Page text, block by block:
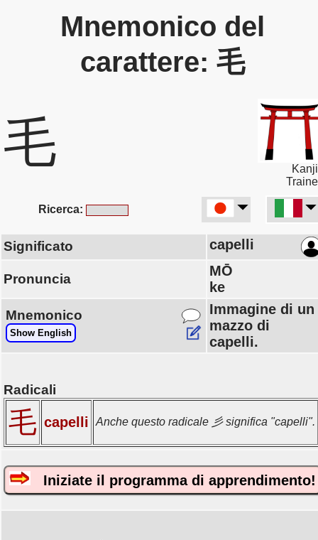
Mnemonico del
carattere: 毛
毛
Ricerca:
Significato capelli
Pronuncia
MŌ
ke
Mnemonico
Show English
Immagine di un
mazzo di
capelli.
Radicali
毛 capelli Anche questo radicale 彡 significa "capelli".
Iniziate il programma di apprendimento!